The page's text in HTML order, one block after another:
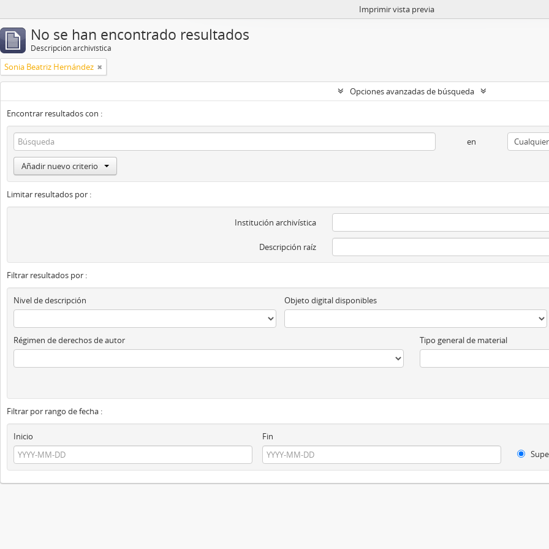
Imprimir vista previa
No se han encontrado resultados
Descripción archivística
Sonia Beatriz Hernández
Opciones avanzadas de búsqueda
Encontrar resultados con :
en
Añadir nuevo criterio
Limitar resultados por :
Institución archivística
Descripción raíz
Filtrar resultados por :
Nivel de descripción Objeto digital disponibles
Régimen de derechos de autor Tipo general de material
Filtrar por rango de fecha :
Inicio
Fin